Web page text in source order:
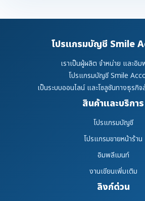
โปรแกรมบัญชี Smile
เราเป็นผู้ผลิต จำหน่าย และอิ
โปรแกรมบัญชี Smile
เป็นระบบออนไลน์ และโซลูชันทางธุรกิ
สินค้าและบริการ
โปรแกรมบัญชี
โปรแกรมขายหน้าร้าน
อิมพลีเมนท์
งานเขียนเพิ่มเติม
ลิงก์ด่วน